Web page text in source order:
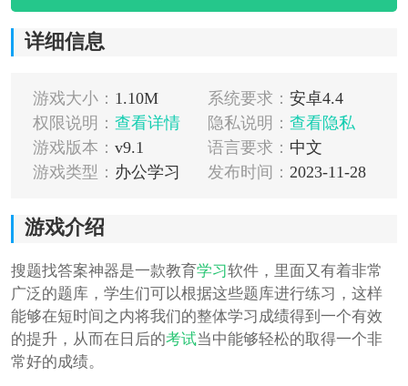
详细信息
游戏大小： 1.10M 系统要求： 安卓4.4
权限说明： 查看详情 隐私说明： 查看隐私
游戏版本： v9.1 语言要求： 中文
游戏类型： 办公学习 发布时间： 2023-11-28
游戏介绍
搜题找答案神器是一款教育学习软件，里面又有着非常
广泛的题库，学生们可以根据这些题库进行练习，这样
能够在短时间之内将我们的整体学习成绩得到一个有效
的提升，从而在日后的考试当中能够轻松的取得一个非
常好的成绩。